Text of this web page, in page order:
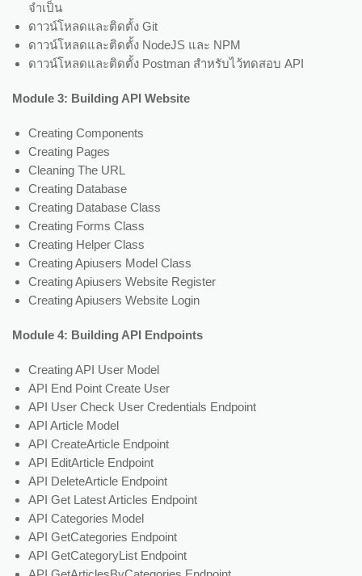
จำเป็น
ดาวน์โหลดและติดตั้ง Git
ดาวน์โหลดและติดตั้ง NodeJS และ NPM
ดาวน์โหลดและติดตั้ง Postman สำหรับไว้ทดสอบ API
Module 3: Building API Website
Creating Components
Creating Pages
Cleaning The URL
Creating Database
Creating Database Class
Creating Forms Class
Creating Helper Class
Creating Apiusers Model Class
Creating Apiusers Website Register
Creating Apiusers Website Login
Module 4: Building API Endpoints
Creating API User Model
API End Point Create User
API User Check User Credentials Endpoint
API Article Model
API CreateArticle Endpoint
API EditArticle Endpoint
API DeleteArticle Endpoint
API Get Latest Articles Endpoint
API Categories Model
API GetCategories Endpoint
API GetCategoryList Endpoint